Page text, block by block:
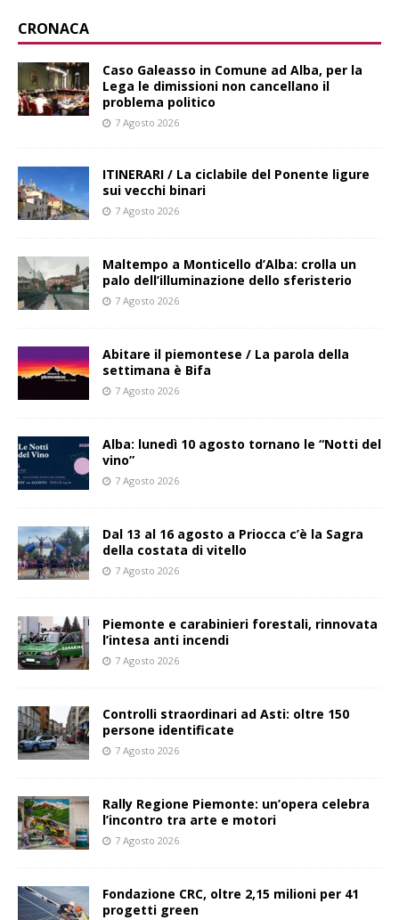
CRONACA
Caso Galeasso in Comune ad Alba, per la
Lega le dimissioni non cancellano il
problema politico
7 Agosto 2026
ITINERARI / La ciclabile del Ponente ligure
sui vecchi binari
7 Agosto 2026
Maltempo a Monticello d’Alba: crolla un
palo dell’illuminazione dello sferisterio
7 Agosto 2026
Abitare il piemontese / La parola della
settimana è Bifa
7 Agosto 2026
Alba: lunedì 10 agosto tornano le “Notti del
vino”
7 Agosto 2026
Dal 13 al 16 agosto a Priocca c’è la Sagra
della costata di vitello
7 Agosto 2026
Piemonte e carabinieri forestali, rinnovata
l’intesa anti incendi
7 Agosto 2026
Controlli straordinari ad Asti: oltre 150
persone identificate
7 Agosto 2026
Rally Regione Piemonte: un’opera celebra
l’incontro tra arte e motori
7 Agosto 2026
Fondazione CRC, oltre 2,15 milioni per 41
progetti green